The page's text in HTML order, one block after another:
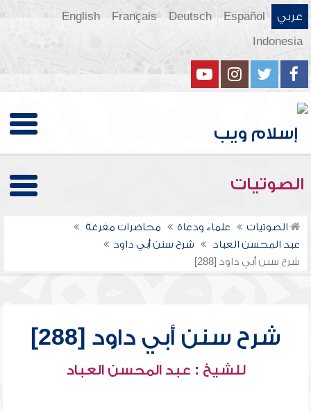
عربي Español
Deutsch
Français
English
Indonesia
الصوتيات
الصوتيات علماء ودعاة
محاضرات مفرغة
عبد المحسن العباد
شرح سنن أبي داود
شرح سنن أبي داود [288]
شرح سنن أبي داود [288]
للشيخ : عبد المحسن العباد